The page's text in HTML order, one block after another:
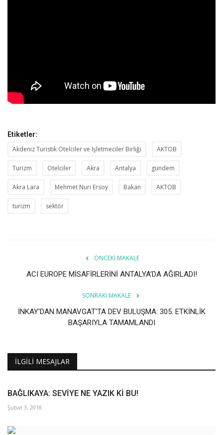
Etiketler:
Akdeniz Turistik Otelciler ve İşletmeciler Birliği AKTOB
Turizm Otelciler Akra Antalya gündem
Akra Lara Mehmet Nuri Ersoy Bakan AKTOB
turizm sektör
ÖNCEKI MAKALE
ACI EUROPE MİSAFİRLERİNİ ANTALYA’DA AĞIRLADI!
SONRAKI MAKALE
İNKAY’DAN MANAVGAT'TA DEV BULUŞMA: 305. ETKİNLİK
BAŞARIYLA TAMAMLANDI
İLGILI MESAJLAR
BAĞLIKAYA: SEVİYE NE YAZIK Kİ BU!
Şubat 3, 2018